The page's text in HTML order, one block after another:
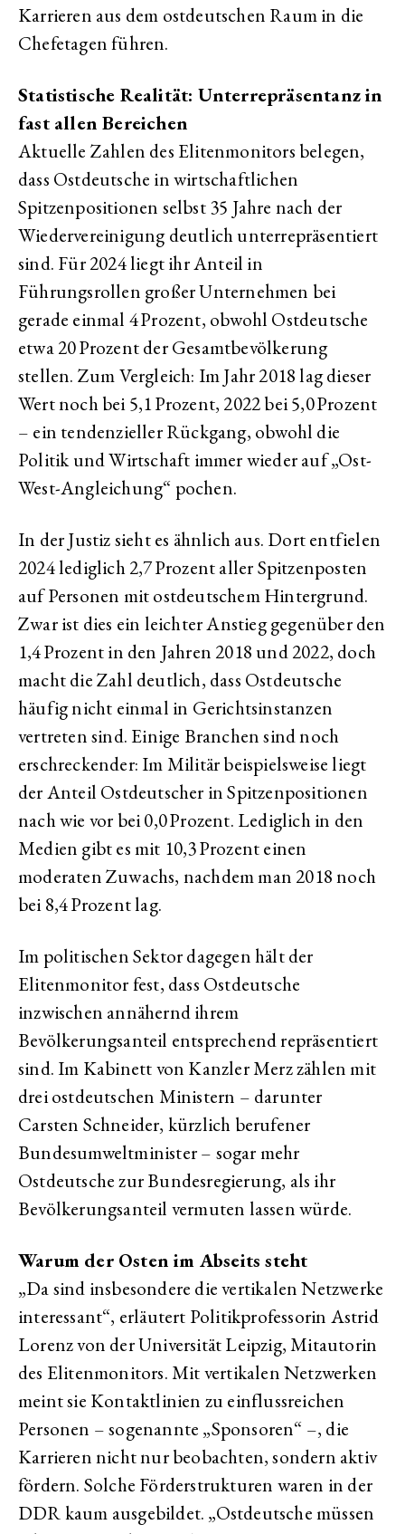
Karrieren aus dem ostdeutschen Raum in die
Chefetagen führen.
Statistische Realität: Unterrepräsentanz in
fast allen Bereichen
Aktuelle Zahlen des Elitenmonitors belegen,
dass Ostdeutsche in wirtschaftlichen
Spitzenpositionen selbst 35 Jahre nach der
Wiedervereinigung deutlich unterrepräsentiert
sind. Für 2024 liegt ihr Anteil in
Führungsrollen großer Unternehmen bei
gerade einmal 4 Prozent, obwohl Ostdeutsche
etwa 20 Prozent der Gesamtbevölkerung
stellen. Zum Vergleich: Im Jahr 2018 lag dieser
Wert noch bei 5,1 Prozent, 2022 bei 5,0 Prozent
– ein tendenzieller Rückgang, obwohl die
Politik und Wirtschaft immer wieder auf „Ost-
West-Angleichung“ pochen.
In der Justiz sieht es ähnlich aus. Dort entfielen
2024 lediglich 2,7 Prozent aller Spitzenposten
auf Personen mit ostdeutschem Hintergrund.
Zwar ist dies ein leichter Anstieg gegenüber den
1,4 Prozent in den Jahren 2018 und 2022, doch
macht die Zahl deutlich, dass Ostdeutsche
häufig nicht einmal in Gerichtsinstanzen
vertreten sind. Einige Branchen sind noch
erschreckender: Im Militär beispielsweise liegt
der Anteil Ostdeutscher in Spitzenpositionen
nach wie vor bei 0,0 Prozent. Lediglich in den
Medien gibt es mit 10,3 Prozent einen
moderaten Zuwachs, nachdem man 2018 noch
bei 8,4 Prozent lag.
Im politischen Sektor dagegen hält der
Elitenmonitor fest, dass Ostdeutsche
inzwischen annähernd ihrem
Bevölkerungsanteil entsprechend repräsentiert
sind. Im Kabinett von Kanzler Merz zählen mit
drei ostdeutschen Ministern – darunter
Carsten Schneider, kürzlich berufener
Bundesumweltminister – sogar mehr
Ostdeutsche zur Bundesregierung, als ihr
Bevölkerungsanteil vermuten lassen würde.
Warum der Osten im Abseits steht
„Da sind insbesondere die vertikalen Netzwerke
interessant“, erläutert Politikprofessorin Astrid
Lorenz von der Universität Leipzig, Mitautorin
des Elitenmonitors. Mit vertikalen Netzwerken
meint sie Kontaktlinien zu einflussreichen
Personen – sogenannte „Sponsoren“ –, die
Karrieren nicht nur beobachten, sondern aktiv
fördern. Solche Förderstrukturen waren in der
DDR kaum ausgebildet. „Ostdeutsche müssen